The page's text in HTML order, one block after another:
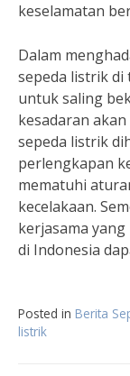
keselamatan
Dalam
sepeda listrik
untuk saling
kesadaran
sepeda listrik
perlengkapan
mematuhi
kecelakaan.
kerjasama
di Indonesia
Posted in Berita
listrik